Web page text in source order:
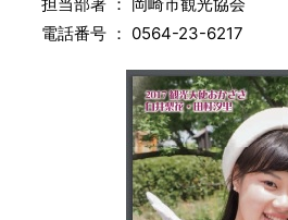
電話番号 ： 0564-23-6217